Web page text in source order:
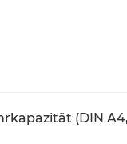
(DIN